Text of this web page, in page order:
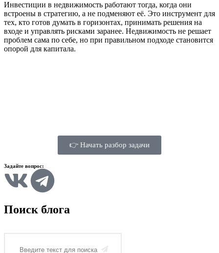
Инвестиции в недвижимость работают тогда, когда они
встроены в стратегию, а не подменяют её. Это инструмент для
тех, кто готов думать в горизонтах, принимать решения на
входе и управлять рисками заранее. Недвижимость не решает
проблем сама по себе, но при правильном подходе становится
опорой для капитала.
👉 Начать разбор задачи
Задайте вопрос:
Поиск блога